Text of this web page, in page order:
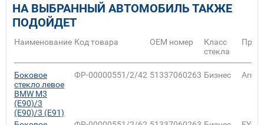
НА ВЫБРАННЫЙ АВТОМОБИЛЬ ТАКЖЕ
ПОДОЙДЕТ
Наименование Код товара ОЕМ номер
Класс
стекла
Боковое
стекло левое
BMW M3
(E90)/3
(E90)/3 (E91)
ФР-00000551/2/42 51337060263 Бизнес